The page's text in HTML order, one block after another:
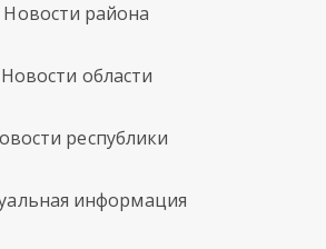
Новости района
Новости области
республики
информация